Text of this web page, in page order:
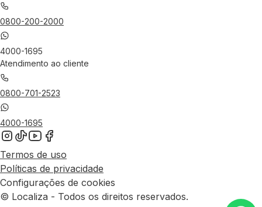
0800-200-2000
4000-1695
Atendimento ao cliente
0800-701-2523
4000-1695
Termos de uso
Políticas de privacidade
Configurações de cookies
© Localiza - Todos os direitos reservados.